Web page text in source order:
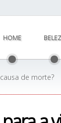
HOME
de morte?